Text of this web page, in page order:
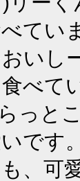
べてい
いし
べて
っと
です
、可